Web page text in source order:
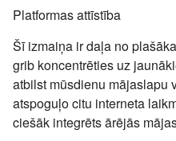
Platformas attīstība
Šī izmaiņa ir daļa no
grib koncentrēties uz
atbilst mūsdienu mājaslapu
atspoguļo citu interneta
ciešāk integrēts ārējās